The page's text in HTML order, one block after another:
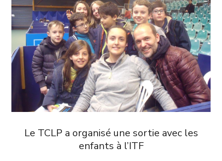
Le TCLP a organisé une sortie avec les
enfants à l’ITF